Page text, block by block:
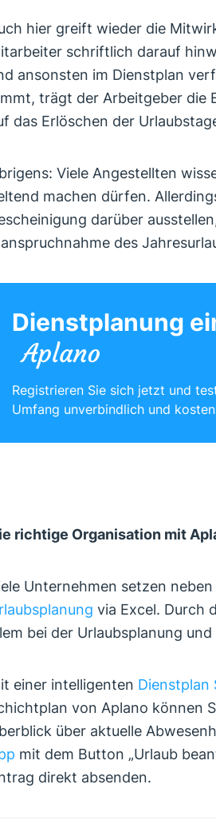
hier greift wieder die
schriftlich darauf
ansonsten im Dienstplan
trägt der Arbeitgeber die
das Erlöschen der
Viele Angestellten
machen dürfen.
darüber
des
Dienstplanung
Registrieren Sie sich jetzt und
Umfang unverbindlich und
richtige Organisation mit
Unternehmen setzen
via Excel. Durch
bei der Urlaubsplanung
einer intelligenten Dienstplan
von Aplano können
über aktuelle
mit dem Button „Urlaub
direkt absenden.